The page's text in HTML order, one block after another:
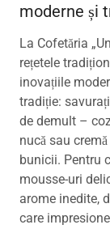
moderne și
La Cofetăria
rețetele
inovațiile
tradiție:
de demult –
nucă sau
bunicii. Pentru
mousse-uri
arome inedite,
care